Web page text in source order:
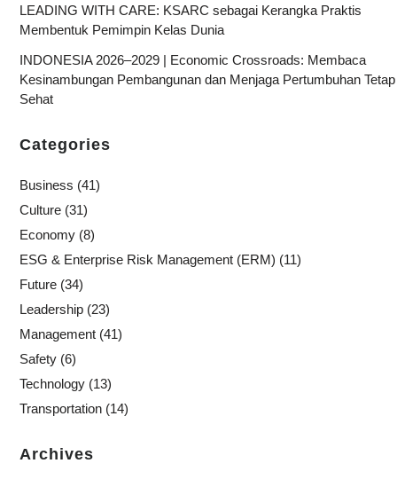
LEADING WITH CARE: KSARC sebagai Kerangka Praktis
Membentuk Pemimpin Kelas Dunia
INDONESIA 2026–2029 | Economic Crossroads: Membaca
Kesinambungan Pembangunan dan Menjaga Pertumbuhan Tetap
Sehat
Categories
Business (41)
Culture(31)
Economy(8)
ESG & Enterprise Risk Management (ERM) (11)
Future(34)
Leadership(23)
Management(41)
Safety(6)
Technology(13)
Transportation(14)
Archives